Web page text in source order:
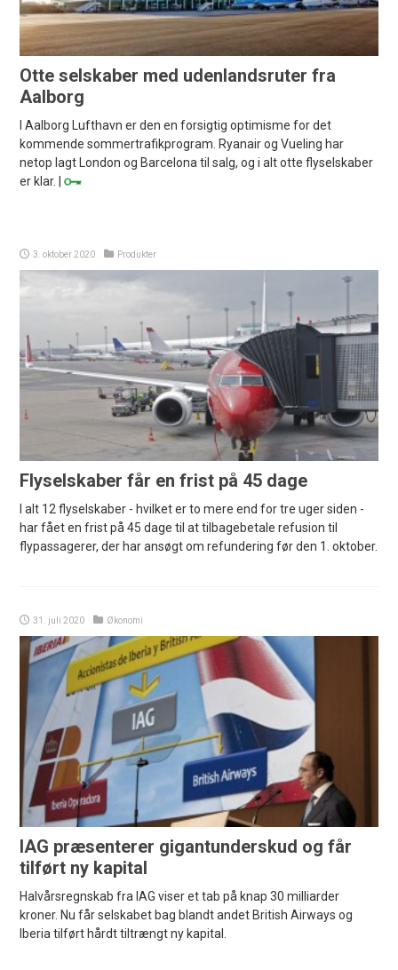
Otte selskaber med udenlandsruter fra
Aalborg
I Aalborg Lufthavn er den en forsigtig optimisme for det
kommende sommertrafikprogram. Ryanair og Vueling har
netop lagt London og Barcelona til salg, og i alt otte flyselskaber
er klar. |
3. oktober 2020 Produkter
Flyselskaber får en frist på 45 dage
I alt 12 flyselskaber - hvilket er to mere end for tre uger siden -
har fået en frist på 45 dage til at tilbagebetale refusion til
flypassagerer, der har ansøgt om refundering før den 1. oktober.
31. juli 2020 Økonomi
IAG præsenterer gigantunderskud og får
tilført ny kapital
Halvårsregnskab fra IAG viser et tab på knap 30 milliarder
kroner. Nu får selskabet bag blandt andet British Airways og
Iberia tilført hårdt tiltrængt ny kapital.